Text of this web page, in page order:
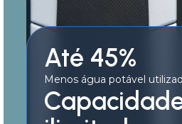
Até 45%
Menos água potável